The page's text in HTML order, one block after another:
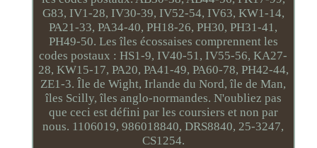
G83, IV1-28, IV30-39, IV52-54, IV63, KW1-14,
PA21-33, PA34-40, PH18-26, PH30, PH31-41,
PH49-50. Les îles écossaises comprennent les
codes postaux : HS1-9, IV40-51, IV55-56, KA27-
28, KW15-17, PA20, PA41-49, PA60-78, PH42-44,
ZE1-3. Île de Wight, Irlande du Nord, île de Man,
îles Scilly, îles anglo-normandes. N'oubliez pas
que ceci est défini par les coursiers et non par
nous. 1106019, 986018840, DRS8840, 25-3247,
CS1254.